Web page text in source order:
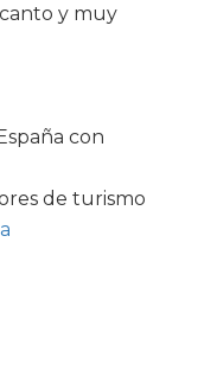
y muy
con
de turismo